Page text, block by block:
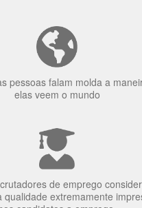
pessoas falam molda a
elas veem o mundo
de emprego
qualidade extremamente